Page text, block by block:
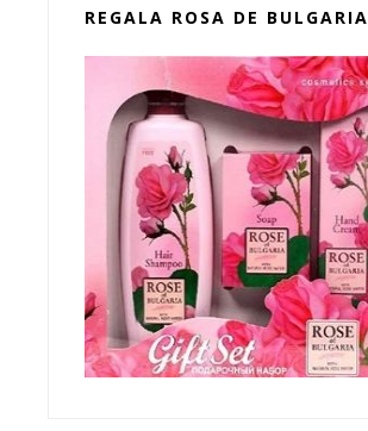
REGALA ROSA DE BULGARIA